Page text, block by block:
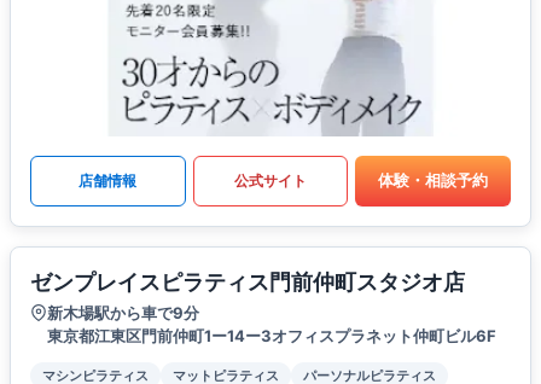
店舗情報 公式サイト 体験・相談予約
ゼンプレイスピラティス門前仲町スタジオ店
新木場駅から車で9分
東京都江東区門前仲町1ー14ー3オフィスプラネット仲町ビル6F
マシンピラティス マットピラティス
パーソナルピラティス